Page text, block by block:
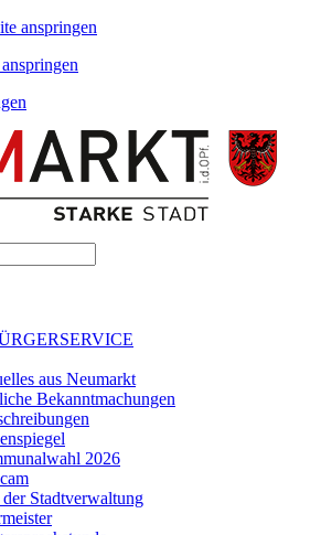
anspringen
aus Neumarkt
Bekanntmachungen
2026
Stadtverwaltung